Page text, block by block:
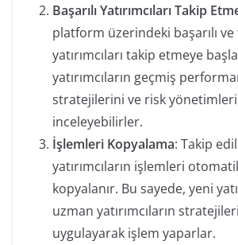
Başarılı Yatırımcıları Takip
platform üzerindeki başarılı
yatırımcıları takip etmeye
yatırımcıların geçmiş
stratejilerini ve risk
inceleyebilirler.
İşlemleri Kopyalama: Takip
yatırımcıların işlemleri
kopyalanır. Bu sayede, yeni
uzman yatırımcıların
uygulayarak işlem yaparlar.